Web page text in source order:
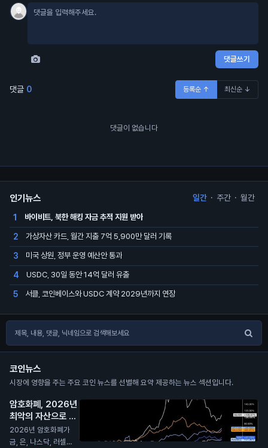
댓글쓰기
댓글 0 등록순 ↑ 최신순 ↓
댓글이 없습니다
인기뉴스 일간 · 주간 · 월간
1 바이비트, 북한 해킹 자금 추적 지원 받아
2 가상자산 카드, 월간 지출 7억 5,900만 달러 기록
3 미국 상원, 정부 운영 예산안 통과
4 USDC, 30일 동안 14억 달러 유출
5 서클, 코인베이스와 USDC 계약 2029년까지 연장
코인뉴스
시장에 영향을 주는 주요 코인 뉴스를 선별해 요약 제공하는 뉴스 섹션입니다.
암호화폐, 2026년
최악의 자산으로 평
가
N
2026년 암호화폐가
금, 은, 나스닥, 러셀 2